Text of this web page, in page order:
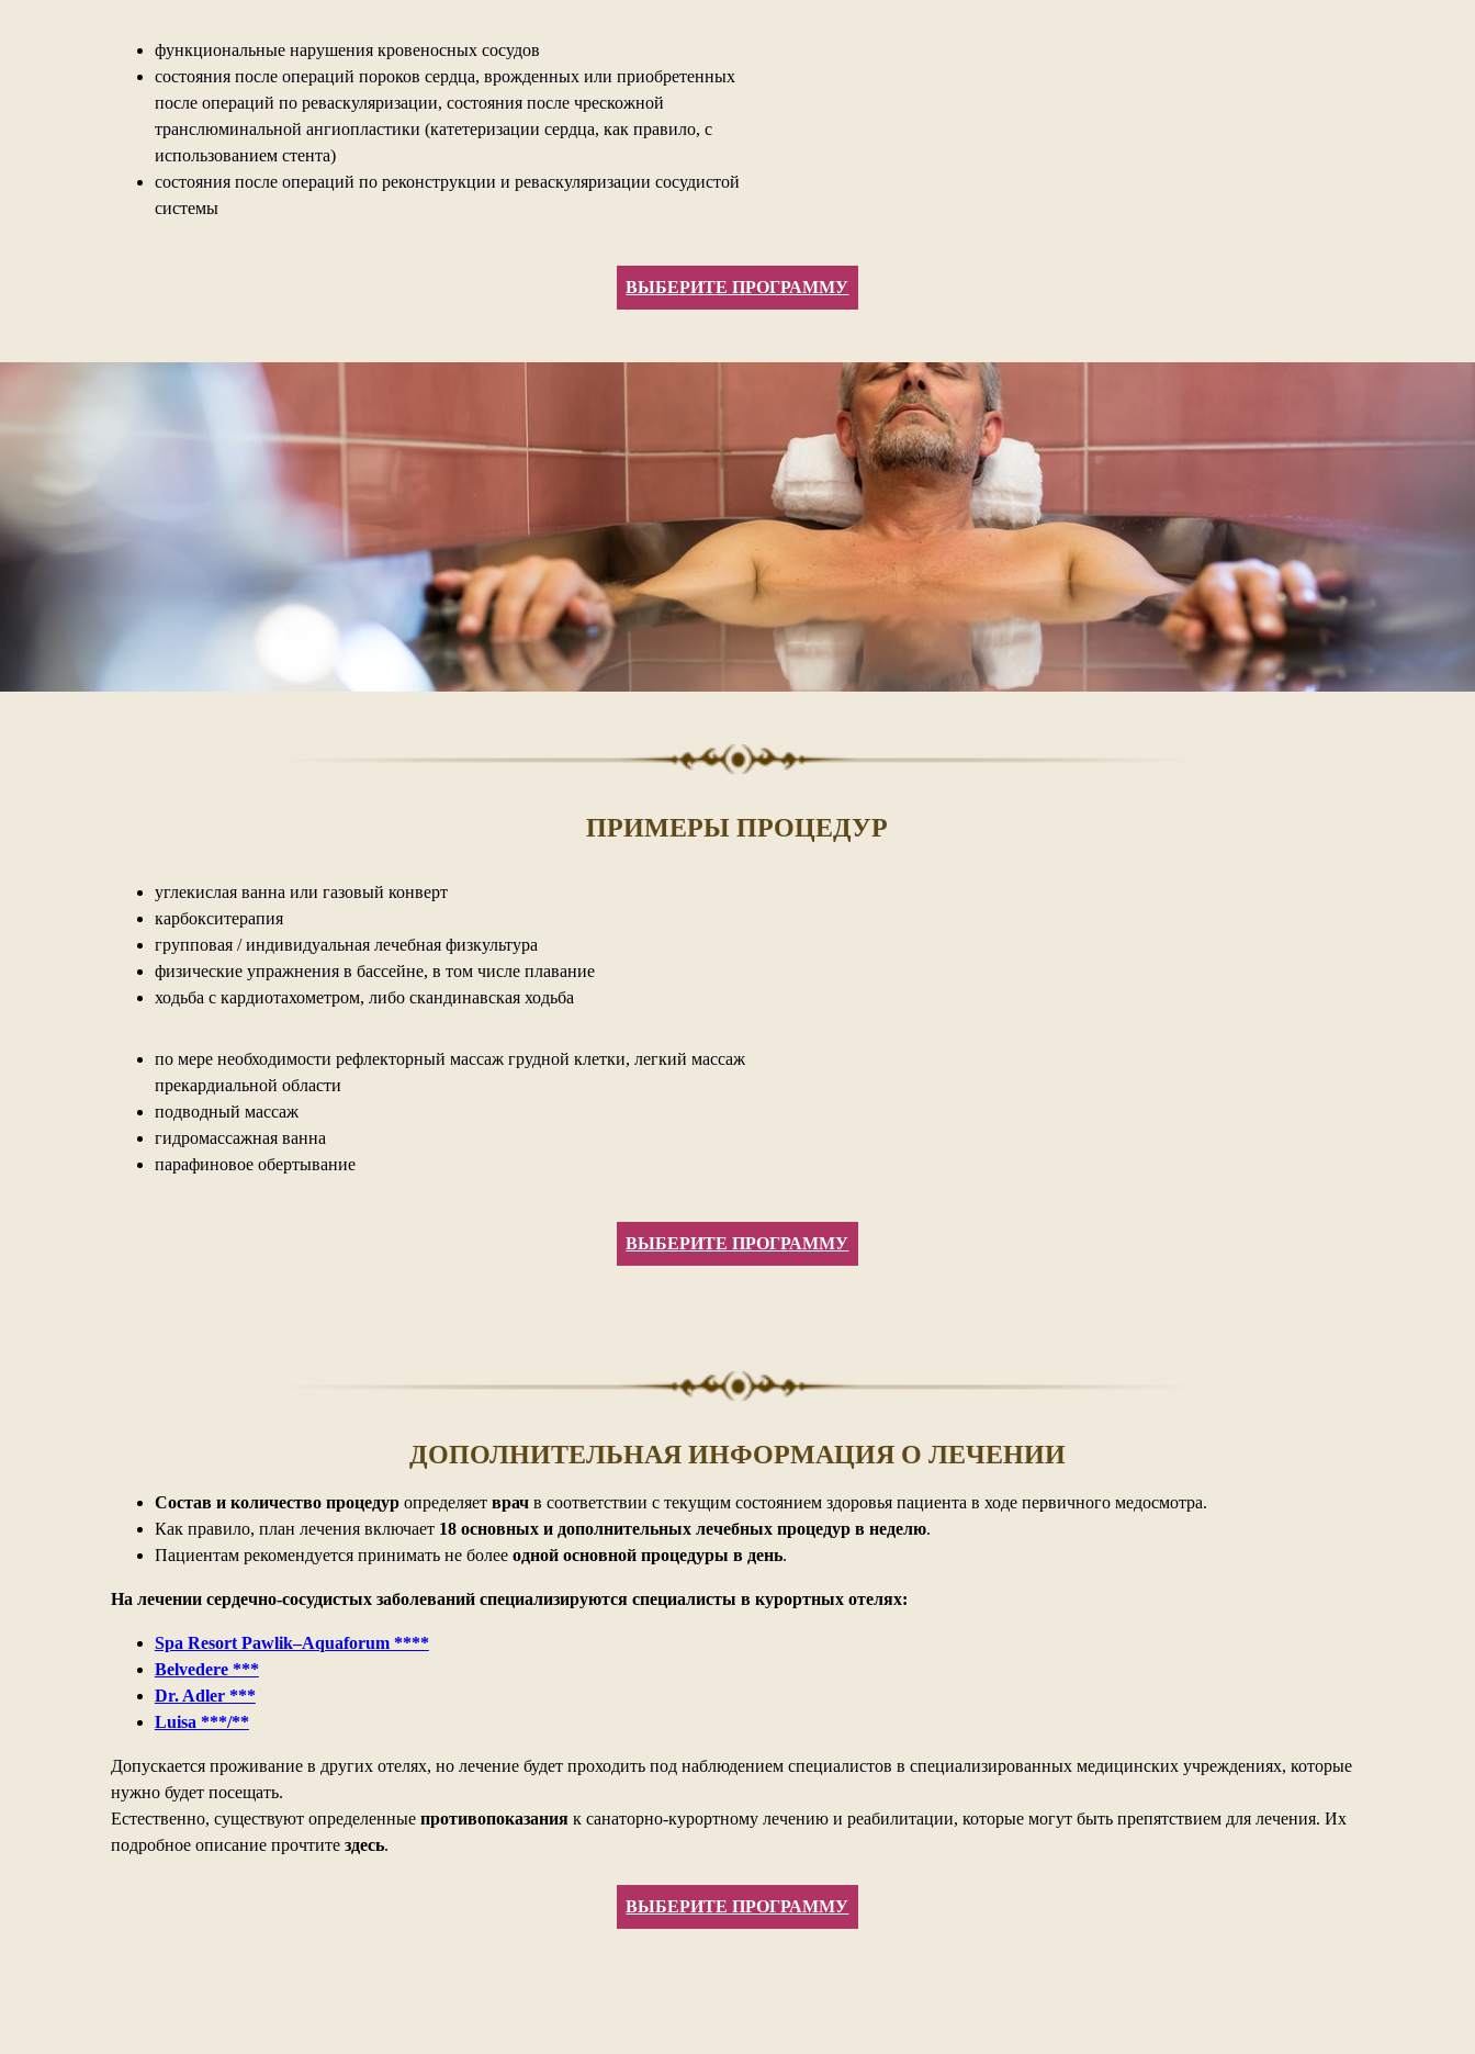
функциональные нарушения кровеносных сосудов
состояния после операций пороков сердца, врожденных или приобретенных
после операций по реваскуляризации, состояния после чрескожной
транслюминальной ангиопластики (катетеризации сердца, как правило, с
использованием стента)
состояния после операций по реконструкции и реваскуляризации сосудистой
системы
ВЫБЕРИТЕ ПРОГРАММУ
ПРИМЕРЫ ПРОЦЕДУР
углекислая ванна или газовый конверт
карбокситерапия
групповая / индивидуальная лечебная физкультура
физические упражнения в бассейне, в том числе плавание
ходьба с кардиотахометром, либо скандинавская ходьба
по мере необходимости рефлекторный массаж грудной клетки, легкий массаж
прекардиальной области
подводный массаж
гидромассажная ванна
парафиновое обертывание
ВЫБЕРИТЕ ПРОГРАММУ
ДОПОЛНИТЕЛЬНАЯ ИНФОРМАЦИЯ О ЛЕЧЕНИИ
Состав и количество процедуропределяет врачв соответствии с текущим состоянием здоровья пациента в ходе первичного медосмотра.
Как правило, план лечения включает 18 основных и дополнительных лечебных процедур в неделю.
Пациентам рекомендуется принимать не более одной основной процедуры в день.
На лечении сердечно-сосудистых заболеваний специализируются специалисты в курортных отелях:
Spa Resort Pawlik–Aquaforum ****
Belvedere ***
Dr. Adler ***
Luisa ***/**
Допускается проживание в других отелях, но лечение будет проходить под наблюдением специалистов в специализированных медицинских учреждениях, которые
нужно будет посещать.
Естественно, существуют определенные противопоказанияк санаторно-курортному лечению и реабилитации, которые могут быть препятствием для лечения. Их
подробное описание прочтите здесь.
ВЫБЕРИТЕ ПРОГРАММУ